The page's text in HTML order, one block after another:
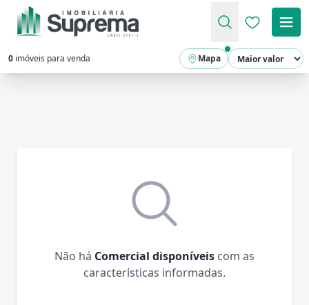
Favoritos
0 imóveis para venda Mapa
Não há Comercial disponíveis com as
características informadas.